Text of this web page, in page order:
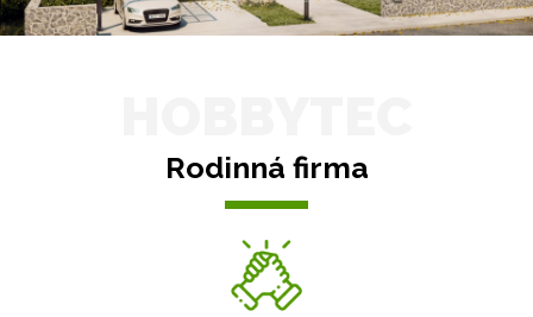
Rodinná firma